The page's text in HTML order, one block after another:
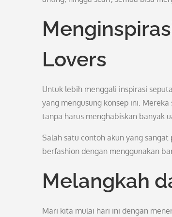
Lovers
Untuk lebih menggali inspirasi
yang mengusung konsep ini.
tanpa harus menghabiskan banyak
Salah satu contoh akun yang
berfashion dengan menggunakan
Melangkah
Mari kita mulai hari ini dengan